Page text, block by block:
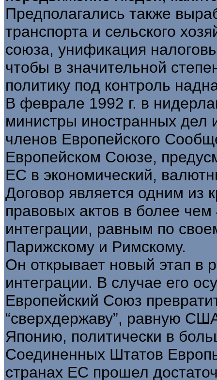
Предполагались также
транспорта и сельского
союза, унификация
чтобы в значительной
политику под контроль
В феврале 1992 г. в
министры иностранных дел
членов Европейского
Европейском Союзе,
ЕС в экономический,
Договор является одним из
правовых актов в более
интеграции, равным по
Парижскому и Римскому.
Он открывает новый этап в
интеграции. В случае его
Европейский Союз
“сверхдержаву”, равную
Японию, политически в
Соединенных Штатов
странах ЕС прошел